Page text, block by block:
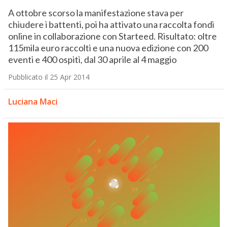
A ottobre scorso la manifestazione stava per
chiudere i battenti, poi ha attivato una raccolta fondi
online in collaborazione con Starteed. Risultato: oltre
115mila euro raccolti e una nuova edizione con 200
eventi e 400 ospiti, dal 30 aprile al 4 maggio
Pubblicato il 25 Apr 2014
Luciana Maci